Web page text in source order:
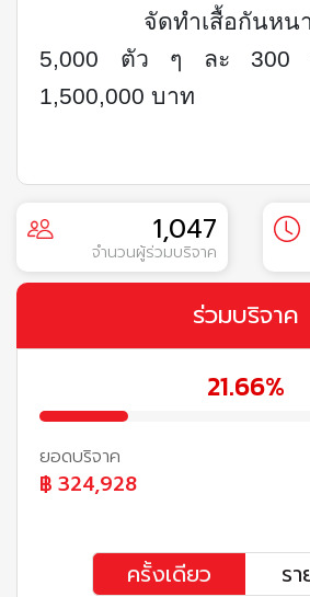
จัดทำเสื้อกัน
5,000 ตัว ๆ ละ 300
1,500,000 บาท
1,047
จำนวนผู้ร่วมบริจาค
ร่วมบริจาค
21.66%
ยอดบริจาค
฿ 324,928
ครั้งเดียว ร